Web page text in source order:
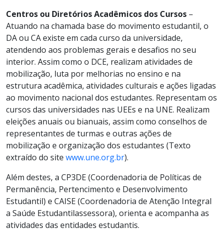
Centros ou Diretórios Acadêmicos dos Cursos –
Atuando na chamada base do movimento estudantil, o
DA ou CA existe em cada curso da universidade,
atendendo aos problemas gerais e desafios no seu
interior. Assim como o DCE, realizam atividades de
mobilização, luta por melhorias no ensino e na
estrutura acadêmica, atividades culturais e ações ligadas
ao movimento nacional dos estudantes. Representam os
cursos das universidades nas UEEs e na UNE. Realizam
eleições anuais ou bianuais, assim como conselhos de
representantes de turmas e outras ações de
mobilização e organização dos estudantes (Texto
extraído do site www.une.org.br).
Além destes, a CP3DE (Coordenadoria de Políticas de
Permanência, Pertencimento e Desenvolvimento
Estudantil) e CAISE (Coordenadoria de Atenção Integral
a Saúde Estudantilassessora), orienta e acompanha as
atividades das entidades estudantis.